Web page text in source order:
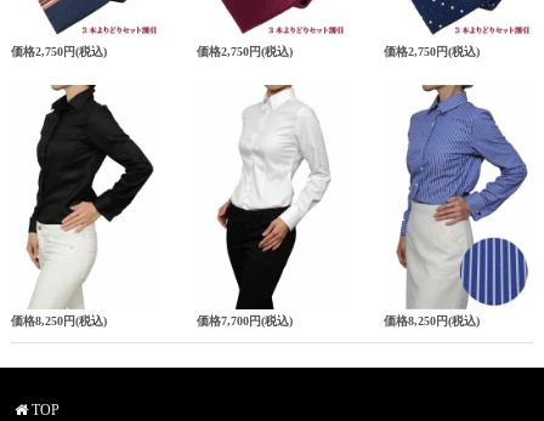
価格2,750円(税込) 価格2,750円(税込) 価格2,750円(税込)
価格8,250円(税込) 価格7,700円(税込) 価格8,250円(税込)
TOP